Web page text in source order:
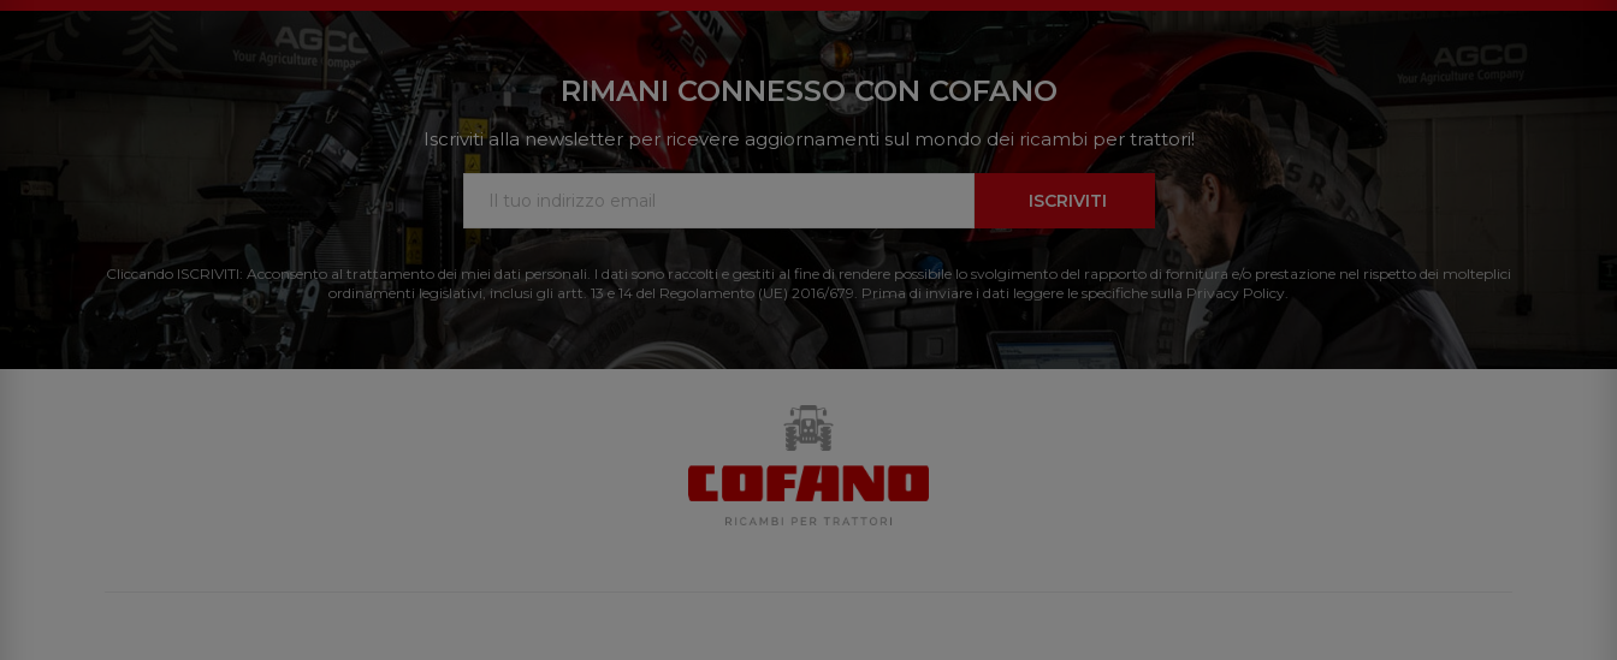
RIMANI CONNESSO CON COFANO
Iscriviti alla newsletter per ricevere aggiornamenti sul mondo dei ricambi per trattori!
ISCRIVITI
Cliccando ISCRIVITI: Acconsento al trattamento dei miei dati personali. I dati sono raccolti e gestiti al fine di rendere possibile lo svolgimento del rapporto di fornitura e/o prestazione nel rispetto dei molteplici
ordinamenti legislativi, inclusi gli artt. 13 e 14 del Regolamento (UE) 2016/679. Prima di inviare i dati leggere le specifiche sulla Privacy Policy.